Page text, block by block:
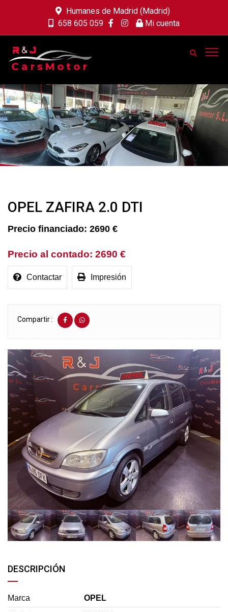
Humanes de Madrid (Madrid)
658 605 059
Mi cuenta
OPEL ZAFIRA 2.0 DTI
2690 €
2690 €
Contactar Impresión
Compartir :
DESCRIPCIÓN
Marca OPEL